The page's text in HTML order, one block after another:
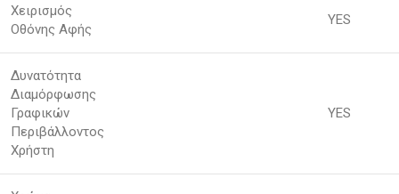
Χειρισμός
Οθόνης Αφής
YES
Δυνατότητα
Διαμόρφωσης
Γραφικών
Περιβάλλοντος
Χρήστη
YES